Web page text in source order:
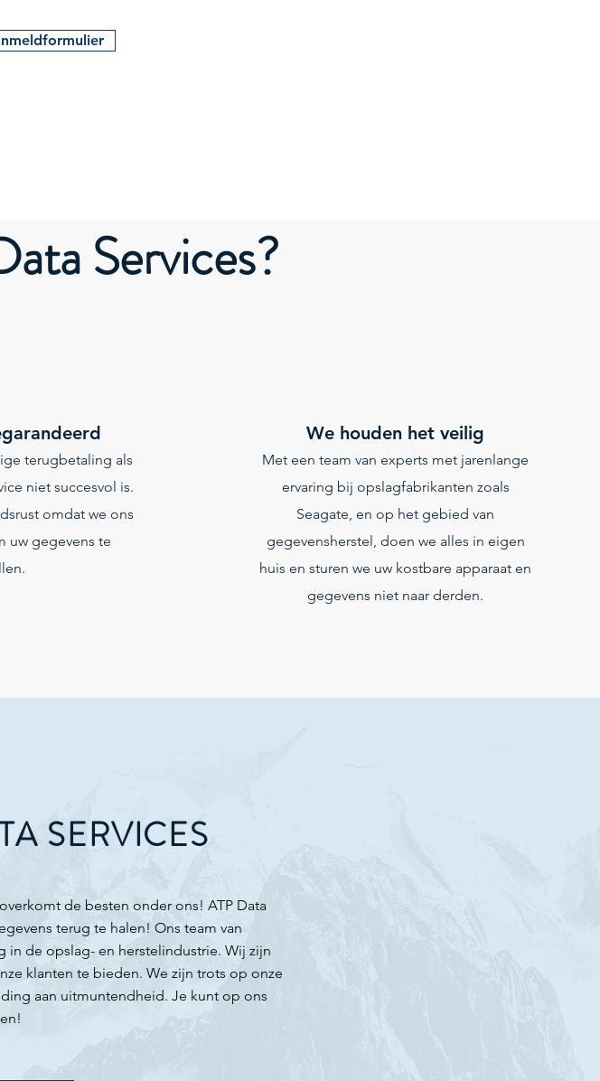
Services?
terugbetaling als
niet succesvol is.
omdat we ons
uw gegevens te
We houden het veilig
Met een team van experts met jarenlange
ervaring bij opslagfabrikanten zoals
Seagate, en op het gebied van
gegevensherstel, doen we alles in eigen
huis en sturen we uw kostbare apparaat en
gegevens niet naar derden.
SERVICES
de besten onder ons! ATP Data
terug te halen! Ons team van
in de opslag- en herstelindustrie. Wij zijn
klanten te bieden. We zijn trots op onze
aan uitmuntendheid. Je kunt op ons